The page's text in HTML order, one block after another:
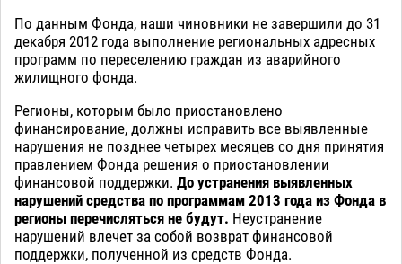
По данным Фонда, наши чиновники не завершили до 31
декабря 2012 года выполнение региональных адресных
программ по переселению граждан из аварийного
жилищного фонда.
Регионы, которым было приостановлено
финансирование, должны исправить все выявленные
нарушения не позднее четырех месяцев со дня принятия
правлением Фонда решения о приостановлении
финансовой поддержки. До устранения выявленных
нарушений средства по программам 2013 года из Фонда в
регионы перечисляться не будут. Неустранение
нарушений влечет за собой возврат финансовой
поддержки, полученной из средств Фонда.